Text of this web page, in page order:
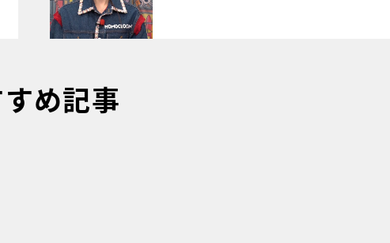
め記事